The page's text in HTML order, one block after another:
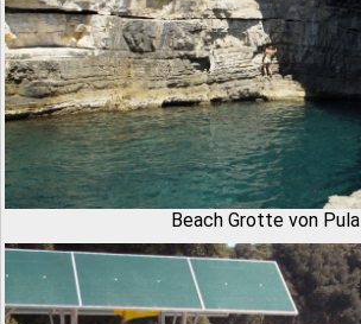
Beach Grotte von Pula